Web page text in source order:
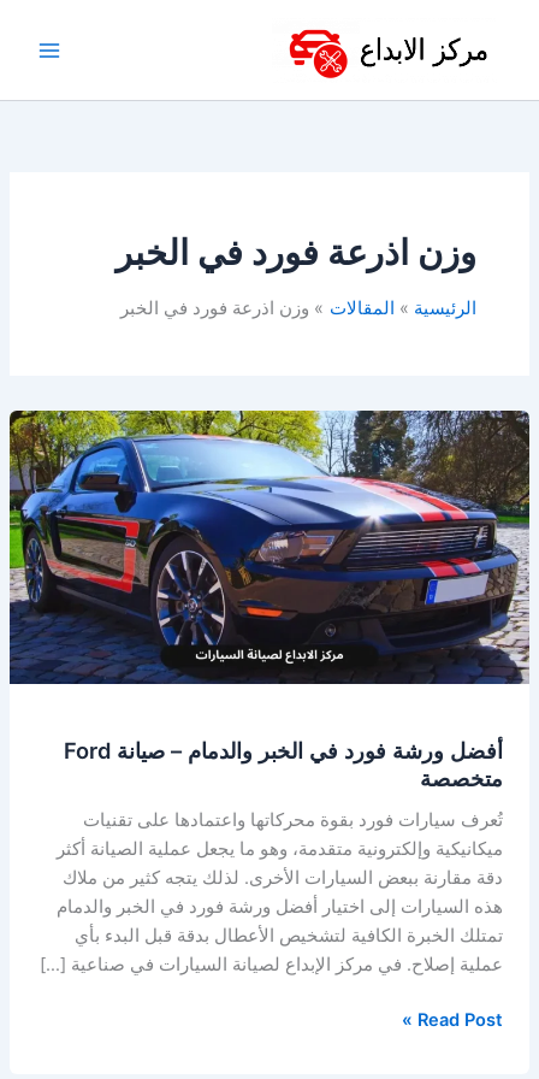
وزن اذرعة فورد في الخبر
الرئيسية المقالات وزن اذرعة فورد في الخبر
أفضل ورشة فورد في الخبر والدمام – صيانة Ford
متخصصة
تُعرف سيارات فورد بقوة محركاتها واعتمادها على تقنيات
ميكانيكية وإلكترونية متقدمة، وهو ما يجعل عملية الصيانة أكثر
دقة مقارنة ببعض السيارات الأخرى. لذلك يتجه كثير من ملاك
هذه السيارات إلى اختيار أفضل ورشة فورد في الخبر والدمام
تمتلك الخبرة الكافية لتشخيص الأعطال بدقة قبل البدء بأي
عملية إصلاح. في مركز الإبداع لصيانة السيارات في صناعية […]
أفضل
ورشة
فورد
في
الخبر
والدمام
–
صيانة
Ford
متخصصة
Read Post »